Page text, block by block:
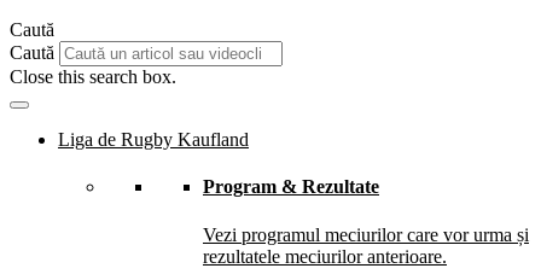
Caută
Caută
Close this search box.
Liga de Rugby Kaufland
Program & Rezultate
Vezi programul meciurilor care vor urma și
rezultatele meciurilor anterioare.